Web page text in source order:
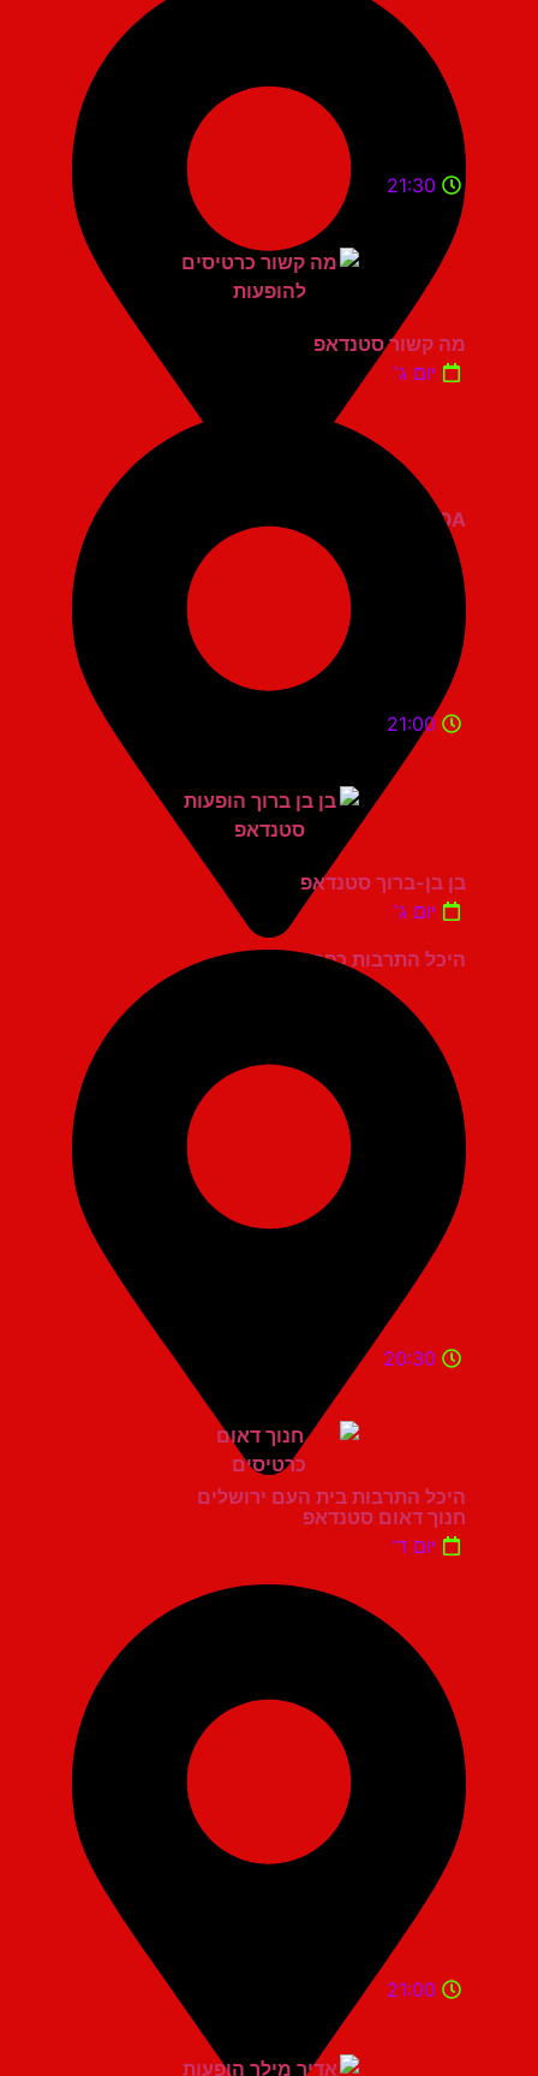
21:30
מה קשור סטנדאפ
יום ג'
היכל התרבות כפר סבא
21:00
בן בן-ברוך סטנדאפ
יום ג'
היכל התרבות בית העם ירושלים
20:30
חנוך דאום סטנדאפ
יום ד'
21:00